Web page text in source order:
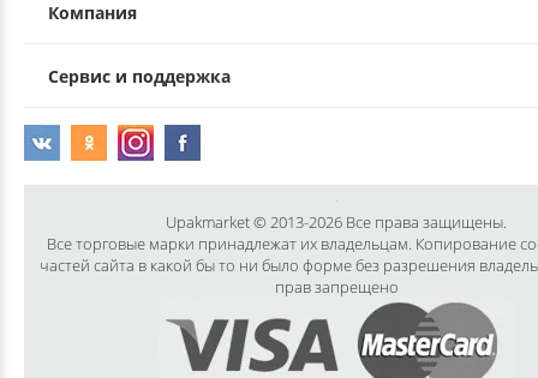
Компания
Сервис и поддержка
Upakmarket © 2013-2026 Все права защищены.
Все торговые марки принадлежат их владельцам. Копирование
частей сайта в какой бы то ни было форме без разрешения
прав запрещено